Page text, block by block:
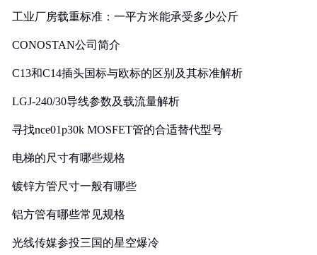
工业厂房载重标准：一平方米能承受多少公斤
CONOSTAN公司简介
C13和C14插头国标与欧标的区别及其标准解析
LGJ-240/30导线参数及载流量解析
寻找nce01p30k MOSFET管的合适替代型号
电梯的尺寸有哪些规格
镀锌方管尺寸一般有哪些
铝方管有哪些常见规格
光线传媒参投三国的星空爆冷